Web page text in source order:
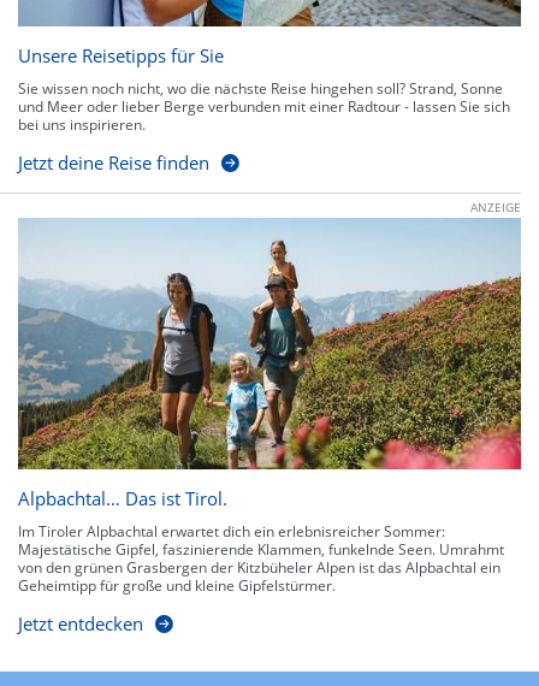
Unsere Reisetipps für Sie
Sie wissen noch nicht, wo die nächste Reise hingehen soll? Strand, Sonne
und Meer oder lieber Berge verbunden mit einer Radtour - lassen Sie sich
bei uns inspirieren.
Jetzt deine Reise finden
ANZEIGE
Alpbachtal… Das ist Tirol.
Im Tiroler Alpbachtal erwartet dich ein erlebnisreicher Sommer:
Majestätische Gipfel, faszinierende Klammen, funkelnde Seen. Umrahmt
von den grünen Grasbergen der Kitzbüheler Alpen ist das Alpbachtal ein
Geheimtipp für große und kleine Gipfelstürmer.
Jetzt entdecken